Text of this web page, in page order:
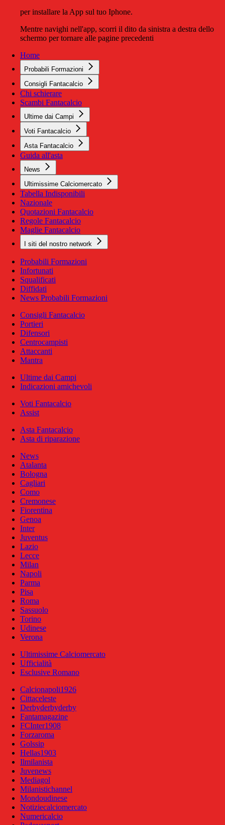
per installare la App sul tuo Iphone.
Mentre navighi nell'app, scorri il dito da sinistra a destra dello
schermo per tornare alle pagine precedenti
Home
Probabili Formazioni
Consigli Fantacalcio
Chi schierare
Scambi Fantacalcio
Ultime dai Campi
Voti Fantacalcio
Asta Fantacalcio
Guida all'asta
News
Ultimissime Calciomercato
Tabella Indisponibili
Nazionale
Quotazioni Fantacalcio
Regole Fantacalcio
Maglie Fantacalcio
I siti del nostro network
Probabili Formazioni
Infortunati
Squalificati
Diffidati
News Probabili Formazioni
Consigli Fantacalcio
Portieri
Difensori
Centrocampisti
Attaccanti
Mantra
Ultime dai Campi
Indicazioni amichevoli
Voti Fantacalcio
Assist
Asta Fantacalcio
Asta di riparazione
News
Atalanta
Bologna
Cagliari
Como
Cremonese
Fiorentina
Genoa
Inter
Juventus
Lazio
Lecce
Milan
Napoli
Parma
Pisa
Roma
Sassuolo
Torino
Udinese
Verona
Ultimissime Calciomercato
Ufficialità
Esclusive Romano
Calcionapoli1926
Cittaceleste
Derbyderbyderby
Fantamagazine
FCInter1908
Forzaroma
Golssip
Hellas1903
Ilmilanista
Juvenews
Mediagol
Milanistichannel
Mondoudinese
Notiziecalciomercato
Numericalcio